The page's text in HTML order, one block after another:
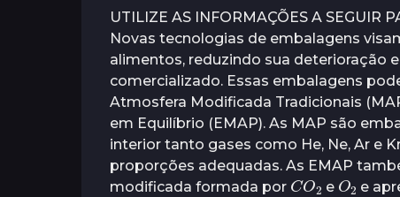
n
o
a
t
r
á
s
m
a
r
ã
e
s
t
r
á
s
UTILIZE AS INFORMAÇÕES A SEGUIR
Novas tecnologias de embalagens
alimentos, reduzindo sua deterioração
comercializado. Essas embalagens
Atmosfera Modificada Tradicionais
em Equilíbrio (EMAP). As MAP são
interior tanto gases como He, Ne, Ar e
proporções adequadas. As EMAP
modificada formada por
CO
2
e
O
2
e